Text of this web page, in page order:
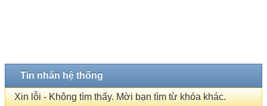
Tin nhắn hệ thống
Xin lỗi - Không tìm thấy. Mời bạn tìm từ khóa khác.